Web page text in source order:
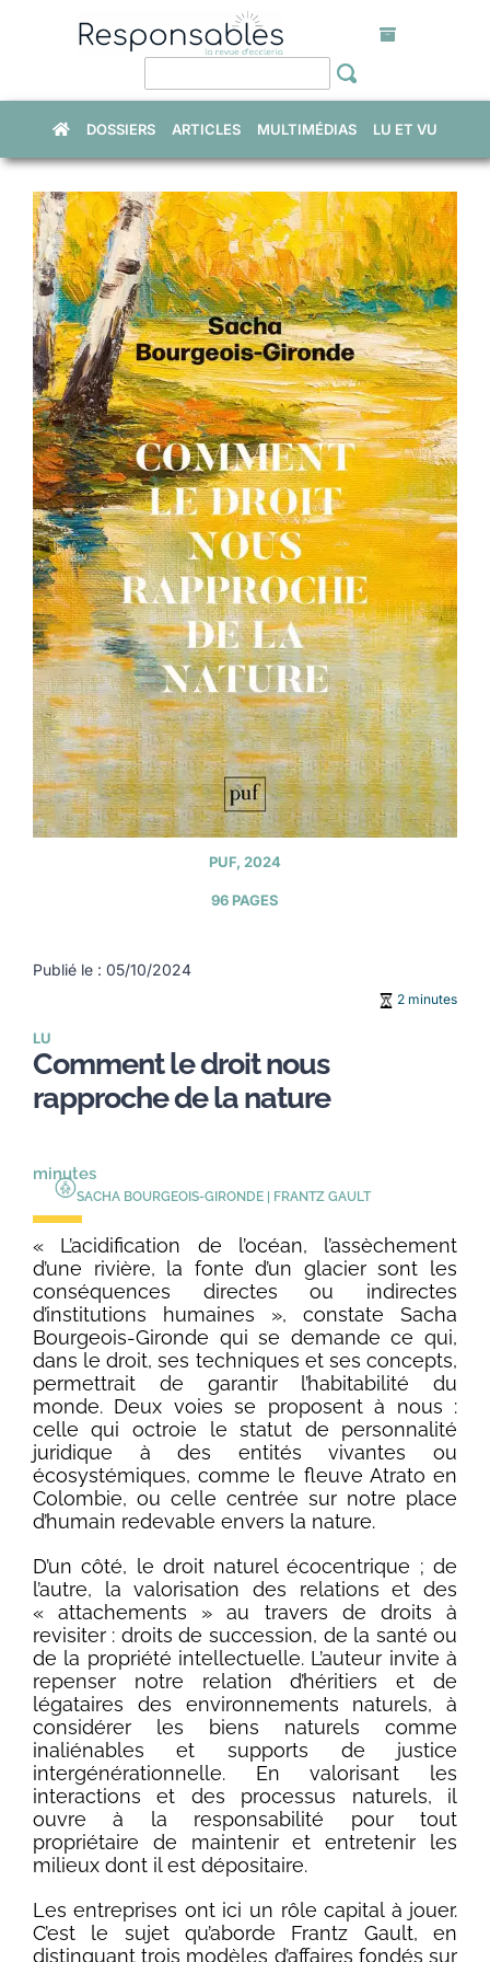
DOSSIERS ARTICLES MULTIMÉDIAS LU ET VU
PUF, 2024
96 PAGES
Publié le : 05/10/2024
2 minutes
LU
Comment le droit nous
rapproche de la nature
minutes
SACHA BOURGEOIS-GIRONDE | FRANTZ GAULT
« L’acidification de l’océan, l’assèchement
d’une rivière, la fonte d’un glacier sont les
conséquences directes ou indirectes
d’institutions humaines », constate Sacha
Bourgeois-Gironde qui se demande ce qui,
dans le droit, ses techniques et ses concepts,
permettrait de garantir l’habitabilité du
monde. Deux voies se proposent à nous :
celle qui octroie le statut de personnalité
juridique à des entités vivantes ou
écosystémiques, comme le fleuve Atrato en
Colombie, ou celle centrée sur notre place
d’humain redevable envers la nature.
D’un côté, le droit naturel écocentrique ; de
l’autre, la valorisation des relations et des
« attachements » au travers de droits à
revisiter : droits de succession, de la santé ou
de la propriété intellectuelle. L’auteur invite à
repenser notre relation d’héritiers et de
légataires des environnements naturels, à
considérer les biens naturels comme
inaliénables et supports de justice
intergénérationnelle. En valorisant les
interactions et des processus naturels, il
ouvre à la responsabilité pour tout
propriétaire de maintenir et entretenir les
milieux dont il est dépositaire.
Les entreprises ont ici un rôle capital à jouer.
C’est le sujet qu’aborde Frantz Gault, en
distinguant trois modèles d’affaires fondés sur